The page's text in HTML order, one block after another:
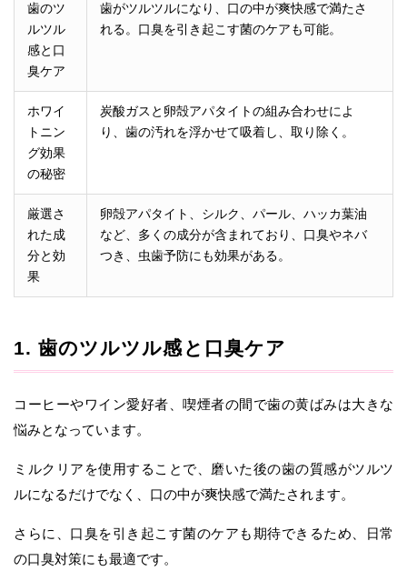
歯のツ
ルツル
感と口
臭ケア
歯がツルツルになり、口の中が爽快感で満たさ
れる。口臭を引き起こす菌のケアも可能。
ホワイ
トニン
グ効果
の秘密
炭酸ガスと卵殻アパタイトの組み合わせによ
り、歯の汚れを浮かせて吸着し、取り除く。
厳選さ
れた成
分と効
果
卵殻アパタイト、シルク、パール、ハッカ葉油
など、多くの成分が含まれており、口臭やネバ
つき、虫歯予防にも効果がある。
1. 歯のツルツル感と口臭ケア
コーヒーやワイン愛好者、喫煙者の間で歯の黄ばみは大きな
悩みとなっています。
ミルクリアを使用することで、磨いた後の歯の質感がツルツ
ルになるだけでなく、口の中が爽快感で満たされます。
さらに、口臭を引き起こす菌のケアも期待できるため、日常
の口臭対策にも最適です。